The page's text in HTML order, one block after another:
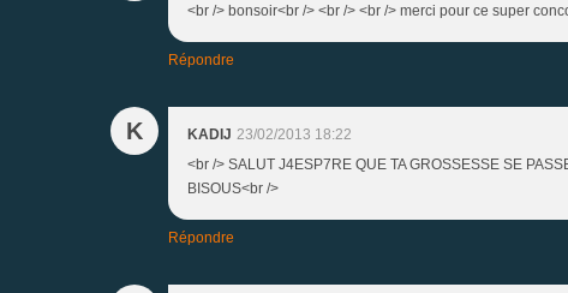
<br /> bonsoir<br /> <br /> <br /> merci pour ce super
Répondre
K KADIJ 23/02/2013 18:22
<br /> SALUT J4ESP7RE QUE TA GROSSESSE SE
BISOUS<br />
Répondre